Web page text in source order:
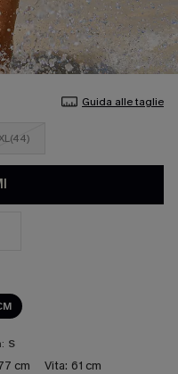
Guida alle taglie
S
cm Vita: 61 cm